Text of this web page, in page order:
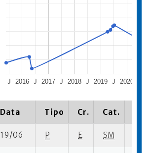
2016 2017 2018 2019 2020
J J J J J
Data Tipo Cr. Cat.
19/06 P E SM